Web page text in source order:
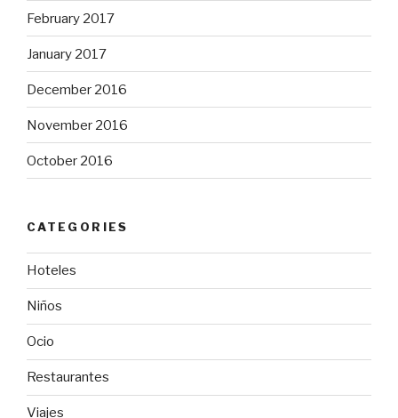
February 2017
January 2017
December 2016
November 2016
October 2016
CATEGORIES
Hoteles
Niños
Ocio
Restaurantes
Viajes